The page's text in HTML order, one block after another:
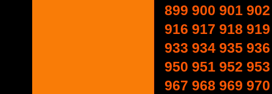
899 900 901 902
916 917 918 919
933 934 935 936
950 951 952 953
967 968 969 970